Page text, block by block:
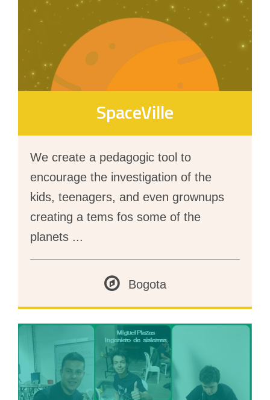
SpaceVille
We create a pedagogic tool to
encourage the investigation of the
kids, teenagers, and even grownups
creating a tems fos some of the
planets ...
Bogota